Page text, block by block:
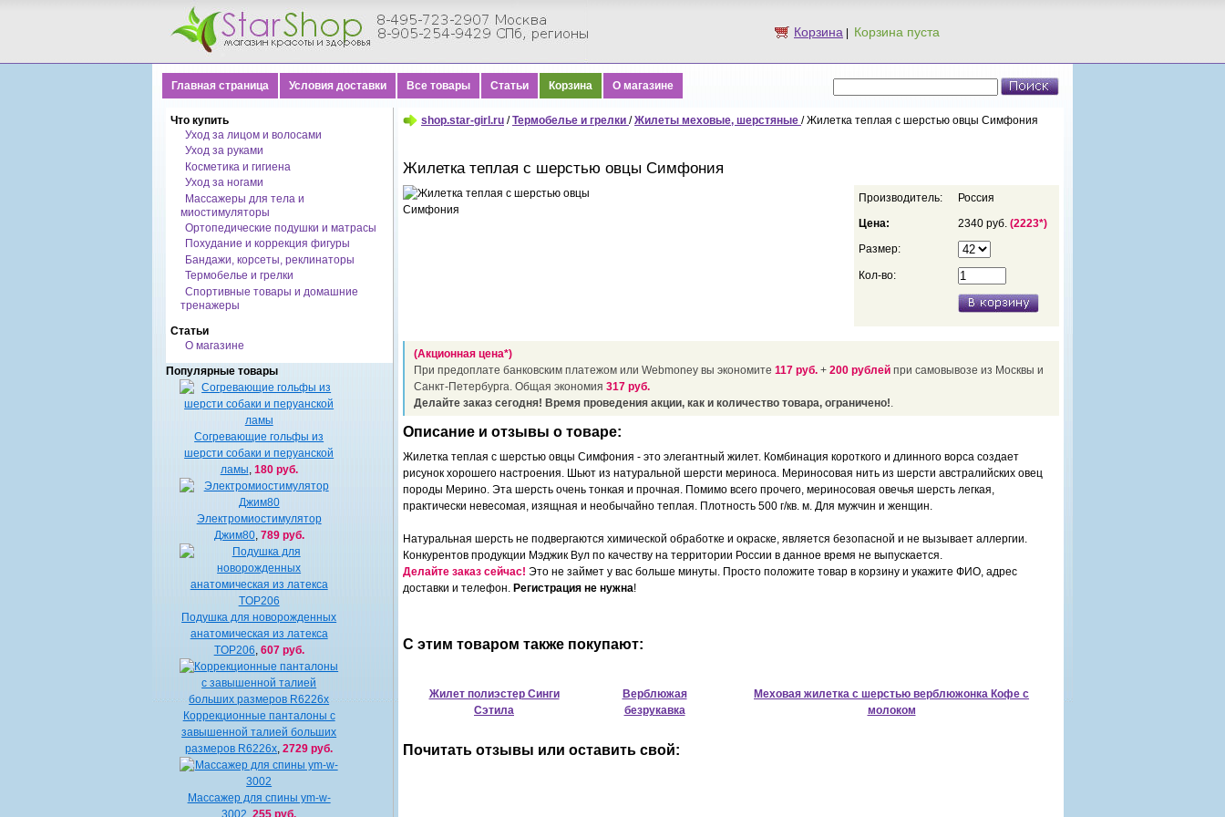
Корзина
Главная страница Условия доставки Все товары Статьи Корзина О магазине
Что купить
Уход за лицом и волосами
Уход за руками
Косметика и гигиена
Уход за ногами
Массажеры для тела и
миостимуляторы
Ортопедические подушки и матрасы
Похудание и коррекция фигуры
Бандажи, корсеты, реклинаторы
Термобелье и грелки
Спортивные товары и домашние
тренажеры
Статьи
О магазине
Популярные товары
Согревающие гольфы из
шерсти собаки и перуанской
ламы 180 руб.
Электромиостимулятор
Джим80, 789 руб.
Подушка для новорожденных
анатомическая из латекса
TOP206 607 руб.
Коррекционные панталоны с
завышенной талией больших
размеров R6226x ,2729 руб.
Массажер для спины ym-w-
3002 ,255 руб.
shop.star-girl.ru /Термобелье и грелки /Жилеты меховые, шерстяные / Жилетка теплая c шерстью овцы Симфония
Жилетка теплая c шерстью овцы Симфония
Производитель:
Россия
Цена:
2340 руб. (2223*)
Размер:
Кол-во:
(Акционная цена*)
При предоплате банковским платежом или Webmoney вы экономите 117 руб. + 200 рублей при самовывозе из Москвы и
Санкт-Петербурга. Общая экономия 317 руб.
Делайте заказ сегодня! Время проведения акции, как и количество товара, ограничено!.
Описание и отзывы о товаре:
Жилетка теплая c шерстью овцы Симфония - это элегантный жилет. Комбинация короткого и длинного ворса создает
рисунок хорошего настроения. Шьют из натуральной шерсти мериноса. Мериносовая нить из шерсти австралийских овец
породы Мерино. Эта шерсть очень тонкая и прочная. Помимо всего прочего, мериносовая овечья шерсть легкая,
практически невесомая, изящная и необычайно теплая. Плотность 500 г/кв. м. Для мужчин и женщин.
Натуральная шерсть не подвергаются химической обработке и окраске, является безопасной и не вызывает аллергии.
Конкурентов продукции Мэджик Вул по качеству на территории России в данное время не выпускается.
Делайте заказ сейчас! Это не займет у вас больше минуты. Просто положите товар в корзину и укажите ФИО, адрес
доставки и телефон. Регистрация не нужна!
С этим товаром также покупают:
Жилет полиэстер Синги
Сэтила
Верблюжая
безрукавка
Меховая жилетка c шерстью верблюжонка Кофе с
молоком
Почитать отзывы или оставить свой: